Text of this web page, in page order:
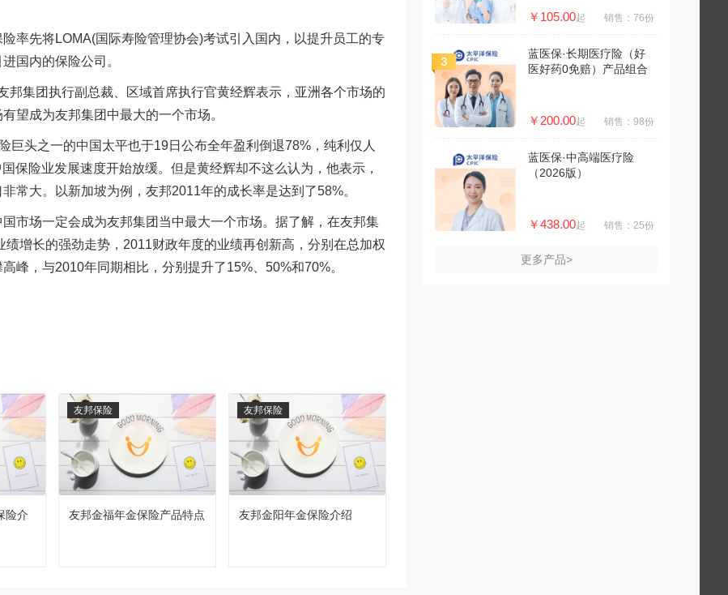
率先将LOMA(国际寿险管理协会)考试引入国内，以提升员工的专
国内的保险公司。
集团执行副总裁、区域首席执行官黄经辉表示，亚洲各个市场的
望成为友邦集团中最大的一个市场。
巨头之一的中国太平也于19日公布全年盈利倒退78%，纯利仅人
保险业发展速度开始放缓。但是黄经辉却不这么认为，他表示，
常大。以新加坡为例，友邦2011年的成长率是达到了58%。
市场一定会成为友邦集团当中最大一个市场。据了解，在友邦集
增长的强劲走势，2011财政年度的业绩再创新高，分别在总加权
峰，与2010年同期相比，分别提升了15%、50%和70%。
险介
友邦金福年金保险产品特点
友邦保险
友邦金阳年金保险介绍
友邦保险
￥105.00起 销售：76份
蓝医保·长期医疗险（好
医好药0免赔）产品组合
￥200.00起 销售：98份
蓝医保·中高端医疗险
（2026版）
￥438.00起 销售：25份
更多产品>